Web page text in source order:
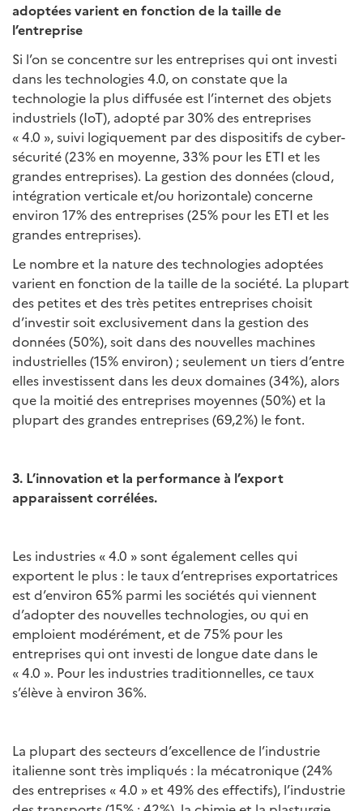
adoptées varient en fonction de la taille de
l’entreprise
Si l’on se concentre sur les entreprises qui ont investi
dans les technologies 4.0, on constate que la
technologie la plus diffusée est l’internet des objets
industriels (IoT), adopté par 30% des entreprises
« 4.0 », suivi logiquement par des dispositifs de cyber-
sécurité (23% en moyenne, 33% pour les ETI et les
grandes entreprises). La gestion des données (cloud,
intégration verticale et/ou horizontale) concerne
environ 17% des entreprises (25% pour les ETI et les
grandes entreprises).
Le nombre et la nature des technologies adoptées
varient en fonction de la taille de la société. La plupart
des petites et des très petites entreprises choisit
d’investir soit exclusivement dans la gestion des
données (50%), soit dans des nouvelles machines
industrielles (15% environ) ; seulement un tiers d’entre
elles investissent dans les deux domaines (34%), alors
que la moitié des entreprises moyennes (50%) et la
plupart des grandes entreprises (69,2%) le font.
3. L’innovation et la performance à l’export
apparaissent corrélées.
Les industries « 4.0 » sont également celles qui
exportent le plus : le taux d’entreprises exportatrices
est d’environ 65% parmi les sociétés qui viennent
d’adopter des nouvelles technologies, ou qui en
emploient modérément, et de 75% pour les
entreprises qui ont investi de longue date dans le
« 4.0 ». Pour les industries traditionnelles, ce taux
s’élève à environ 36%.
La plupart des secteurs d’excellence de l’industrie
italienne sont très impliqués : la mécatronique (24%
des entreprises « 4.0 » et 49% des effectifs), l’industrie